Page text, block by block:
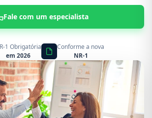
Fale com um especialista
1 Obrigatória
em 2026
Conforme a nova
NR-1